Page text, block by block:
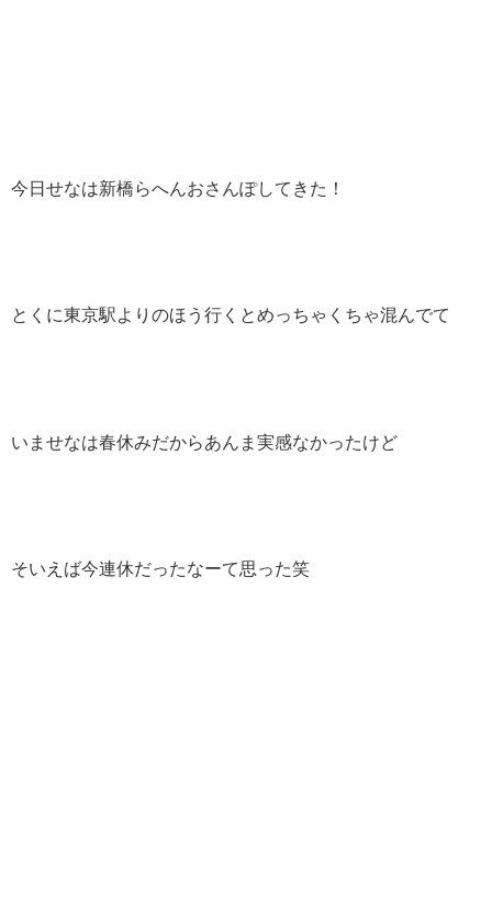
今日せなは新橋らへんおさんぽしてきた！
とくに東京駅よりのほう行くとめっちゃくちゃ混んでて
いませなは春休みだからあんま実感なかったけど
そいえば今連休だったなーて思った笑